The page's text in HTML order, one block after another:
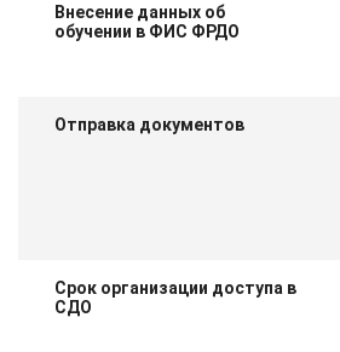
Внесение данных об
обучении в ФИС ФРДО
Отправка документов
Срок организации доступа в
СДО